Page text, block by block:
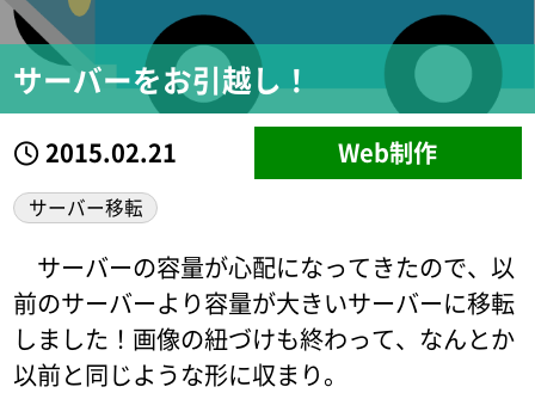
サーバーをお引越し！
2015.02.21 Web制作
サーバー移転
サーバーの容量が心配になってきたので、以
前のサーバーより容量が大きいサーバーに移転
しました！画像の紐づけも終わって、なんとか
以前と同じような形に収まり。